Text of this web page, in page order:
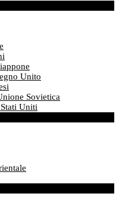
Unito
Sovietica
Uniti